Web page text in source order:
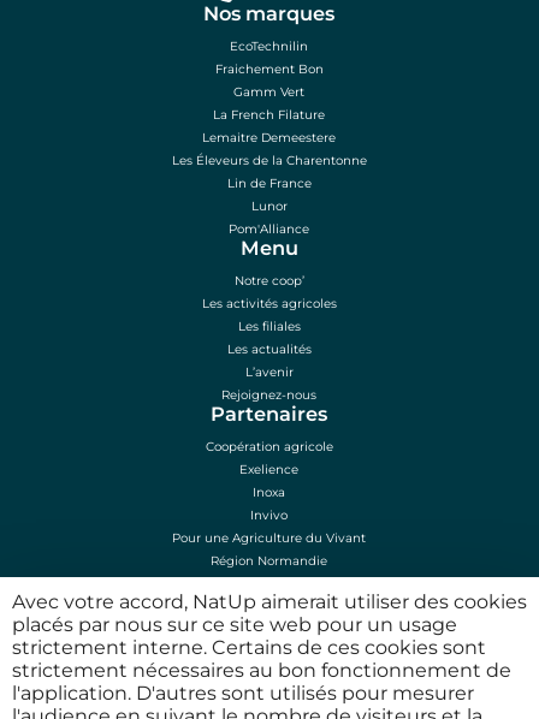
Avec votre accord, NatUp aimerait utiliser des cookies
placés par nous sur ce site web pour un usage
strictement interne. Certains de ces cookies sont
strictement nécessaires au bon fonctionnement de
l'application. D'autres sont utilisés pour mesurer
Nos marques
EcoTechnilin
Fraichement Bon
Gamm Vert
La French Filature
Lemaitre Demeestere
Les Éleveurs de la Charentonne
Lin de France
Lunor
Pom'Alliance
Menu
Notre coop’
Les activités agricoles
Les filiales
Les actualités
L’avenir
Rejoignez-nous
Partenaires
Coopération agricole
Exelience
Inoxa
Invivo
Pour une Agriculture du Vivant
Région Normandie
Mentions légales
Mentions légales
Plan du site
Conditions d’utilisation
Politique de confidentialité